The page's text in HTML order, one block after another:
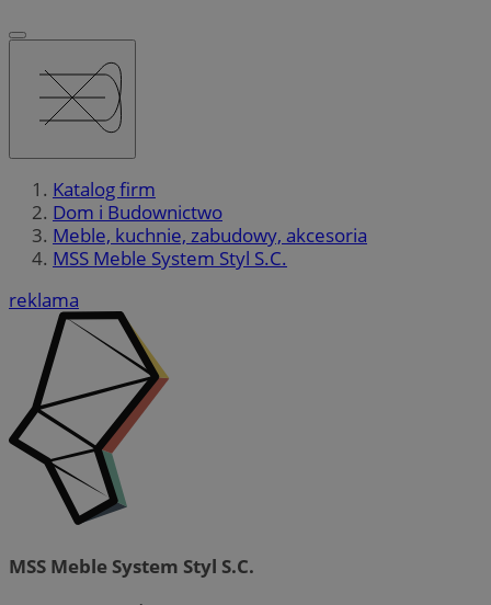
Katalog firm
Dom i Budownictwo
Meble, kuchnie, zabudowy, akcesoria
MSS Meble System Styl S.C.
reklama
MSS Meble System Styl S.C.